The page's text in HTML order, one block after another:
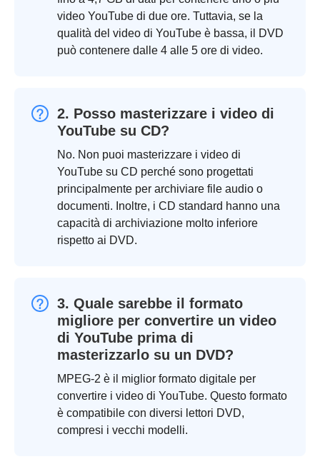
video YouTube di due ore. Tuttavia, se la
qualità del video di YouTube è bassa, il DVD
può contenere dalle 4 alle 5 ore di video.
2. Posso masterizzare i video di
YouTube su CD?
No. Non puoi masterizzare i video di
YouTube su CD perché sono progettati
principalmente per archiviare file audio o
documenti. Inoltre, i CD standard hanno una
capacità di archiviazione molto inferiore
rispetto ai DVD.
3. Quale sarebbe il formato
migliore per convertire un video
di YouTube prima di
masterizzarlo su un DVD?
MPEG-2 è il miglior formato digitale per
convertire i video di YouTube. Questo formato
è compatibile con diversi lettori DVD,
compresi i vecchi modelli.